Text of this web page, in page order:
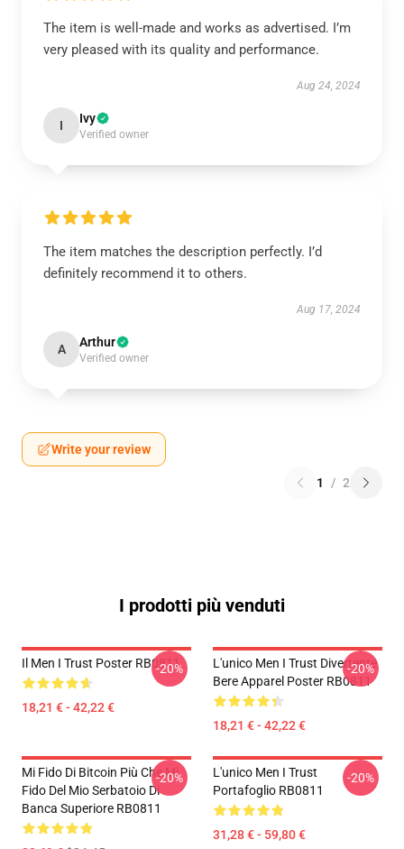
The item is well-made and works as advertised. I’m
very pleased with its quality and performance.
Aug 24, 2024
I Ivy
Verified owner
The item matches the description perfectly. I’d
definitely recommend it to others.
Aug 17, 2024
A Arthur
Verified owner
Write your review
1 / 2
I prodotti più venduti
Il Men I Trust Poster RB0811
18,21 € - 42,22 €
-20%
L'unico Men I Trust Divertente
Bere Apparel Poster RB0811
18,21 € - 42,22 €
-20%
Mi Fido Di Bitcoin Più Che Mi
Fido Del Mio Serbatoio Di
Banca Superiore RB0811
-20%
L'unico Men I Trust
Portafoglio RB0811
31,28 € - 59,80 €
-20%